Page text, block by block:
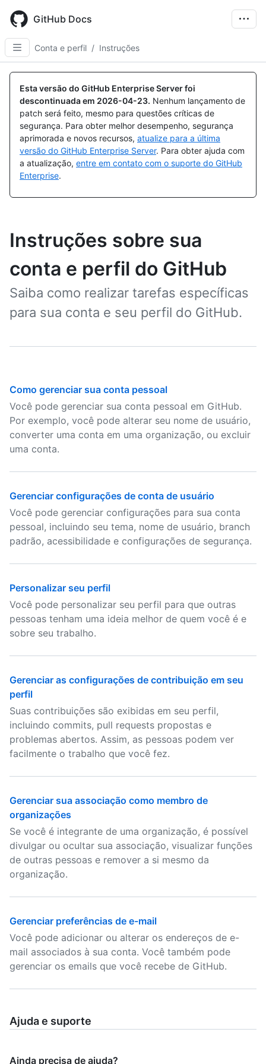
main
content
GitHub Docs
Conta e perfil / Instruções
Esta versão do GitHub Enterprise Server foi
descontinuada em 2026-04-23. Nenhum lançamento de
patch será feito, mesmo para questões críticas de
segurança. Para obter melhor desempenho, segurança
aprimorada e novos recursos, atualize para a última
versão do GitHub Enterprise Server. Para obter ajuda com
a atualização, entre em contato com o suporte do GitHub
Enterprise.
Instruções sobre sua
conta e perfil do GitHub
Saiba como realizar tarefas específicas
para sua conta e seu perfil do GitHub.
Como gerenciar sua conta pessoal
Você pode gerenciar sua conta pessoal em GitHub.
Por exemplo, você pode alterar seu nome de usuário,
converter uma conta em uma organização, ou excluir
uma conta.
Gerenciar configurações de conta de usuário
Você pode gerenciar configurações para sua conta
pessoal, incluindo seu tema, nome de usuário, branch
padrão, acessibilidade e configurações de segurança.
Personalizar seu perfil
Você pode personalizar seu perfil para que outras
pessoas tenham uma ideia melhor de quem você é e
sobre seu trabalho.
Gerenciar as configurações de contribuição em seu
perfil
Suas contribuições são exibidas em seu perfil,
incluindo commits, pull requests propostas e
problemas abertos. Assim, as pessoas podem ver
facilmente o trabalho que você fez.
Gerenciar sua associação como membro de
organizações
Se você é integrante de uma organização, é possível
divulgar ou ocultar sua associação, visualizar funções
de outras pessoas e remover a si mesmo da
organização.
Gerenciar preferências de e-mail
Você pode adicionar ou alterar os endereços de e-
mail associados à sua conta. Você também pode
gerenciar os emails que você recebe de GitHub.
Ajuda e suporte
Ainda precisa de ajuda?